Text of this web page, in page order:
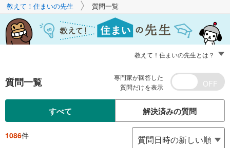
教えて！住まいの先生 質問一覧
教えて！住まいの先生とは？
質問一覧
専門家が回答した
質問だけを表示
すべて 解決済みの質問
1086件